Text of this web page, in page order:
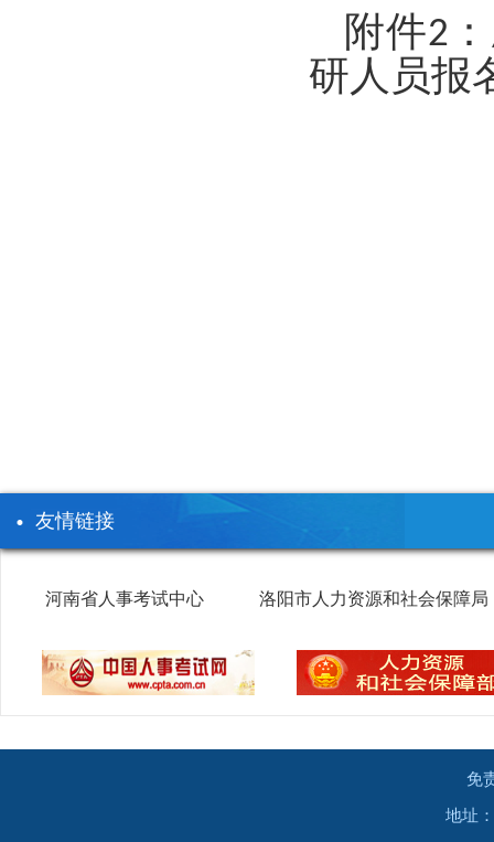
附件2
研人员报
友情链接
河南省人事考试中心 洛阳市人力资源和社会保障局
免
地址